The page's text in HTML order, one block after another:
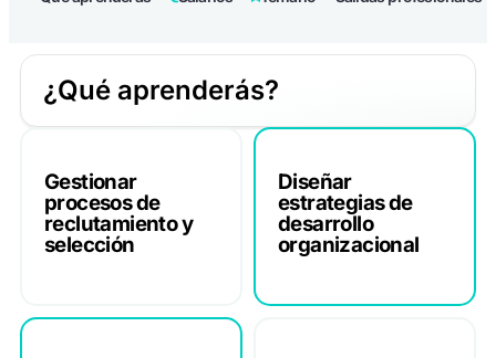
¿Qué aprenderás?
Gestionar
procesos de
reclutamiento y
selección
Diseñar
estrategias de
desarrollo
organizacional